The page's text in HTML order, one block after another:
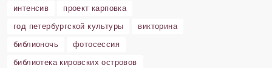
интенсив
проект карповка
год петербургской культуры
викторина
библионочь
фотосессия
библиотека кировских островов